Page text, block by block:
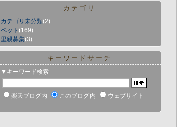
カテゴリ
カテゴリ未分類(2)
ペット (169)
里親募集(3)
キーワードサーチ
▼キーワード検索
楽天ブログ内 このブログ内 ウェブサイト